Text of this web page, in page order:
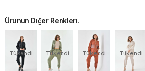
Ürünün Diğer Renkleri.
Tükendi Tükendi Tükendi Tükendi